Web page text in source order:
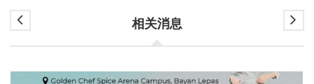
相关消息